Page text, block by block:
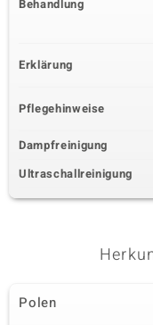
Behandlung
Erklärung
Pflegehinweise
Dampfreinigung
Ultraschallreinigung
Polen